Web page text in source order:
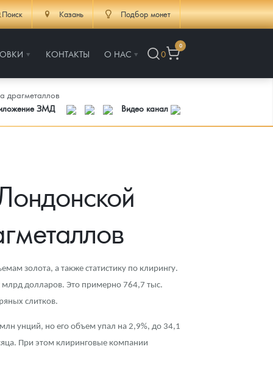
Поиск Казань Подбор монет
КОНТАКТЫ О НАС 0
0
драгметаллов
ЗМД
Видео канал
золота, а также статистику по клирингу.
млрд долларов. Это примерно 764,7 тыс.
слитков.
унций, но его объем упал на 2,9%, до 34,1
При этом клиринговые компании